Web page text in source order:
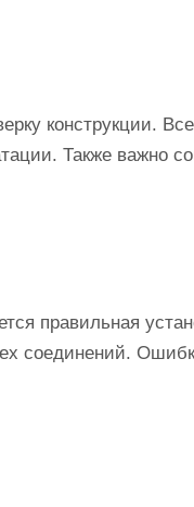
конструкции.
Также важно
правильная
соединений.